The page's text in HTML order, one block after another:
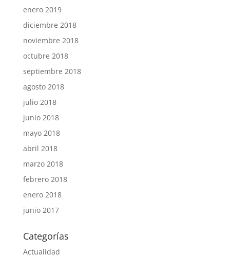
enero 2019
diciembre 2018
noviembre 2018
octubre 2018
septiembre 2018
agosto 2018
julio 2018
junio 2018
mayo 2018
abril 2018
marzo 2018
febrero 2018
enero 2018
junio 2017
Categorías
Actualidad